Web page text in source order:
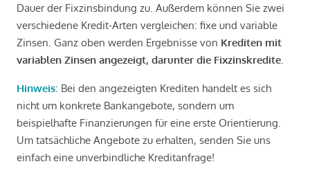
Dauer der Fixzinsbindung zu. Außerdem können Sie zwei
verschiedene Kredit-Arten vergleichen: fixe und variable
Zinsen. Ganz oben werden Ergebnisse von Krediten mit
variablen Zinsen angezeigt, darunter die Fixzinskredite
Hinweis: Bei den angezeigten Krediten handelt es sich
nicht um konkrete Bankangebote, sondern um
beispielhafte Finanzierungen für eine erste Orientierung.
Um tatsächliche Angebote zu erhalten, senden Sie uns
einfach eine unverbindliche Kreditanfrage!